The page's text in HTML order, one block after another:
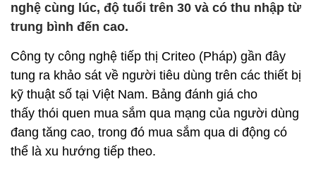
nghệ cùng lúc, độ tuổi trên 30 và có thu nhập từ
trung bình đến cao.
Công ty công nghệ tiếp thị Criteo (Pháp) gần đây
tung ra khảo sát về người tiêu dùng trên các thiết bị
kỹ thuật số tại Việt Nam. Bảng đánh giá cho
thấy thói quen mua sắm qua mạng của người dùng
đang tăng cao, trong đó mua sắm qua di động có
thể là xu hướng tiếp theo.